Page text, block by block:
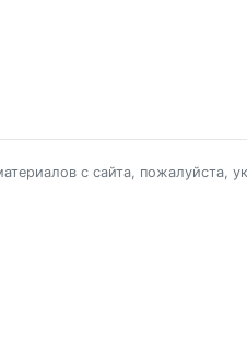
с сайта, пожалуйста,